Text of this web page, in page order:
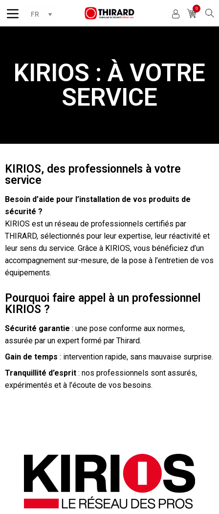
0
KIRIOS : À VOTRE
SERVICE
KIRIOS, des professionnels à votre
service
Besoin d’aide pour l’installation de vos produits de
sécurité ?
KIRIOS est un réseau de professionnels certifiés par
THIRARD, sélectionnés pour leur expertise, leur réactivité et
leur sens du service. Grâce à KIRIOS, vous bénéficiez d’un
accompagnement sur-mesure, de la pose à l’entretien de vos
équipements.
Pourquoi faire appel à un professionnel
KIRIOS ?
Sécurité garantie : une pose conforme aux normes,
assurée par un expert formé par Thirard.
Gain de temps : intervention rapide, sans mauvaise surprise.
Tranquillité d’esprit : nos professionnels sont assurés,
expérimentés et à l’écoute de vos besoins.